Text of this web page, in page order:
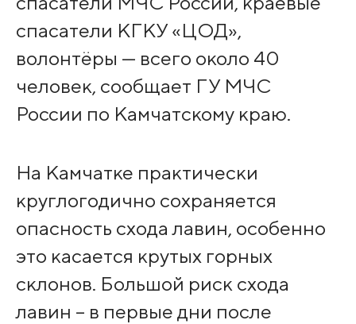
спасатели КГКУ «ЦОД»,
волонтёры — всего около 40
человек, сообщает ГУ МЧС
России по Камчатскому краю.
На Камчатке практически
круглогодично сохраняется
опасность схода лавин, особенно
это касается крутых горных
склонов. Большой риск схода
лавин – в первые дни после